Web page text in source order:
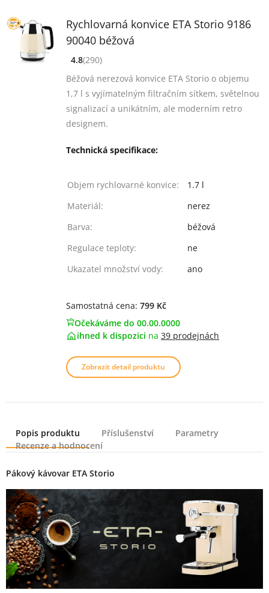
Rychlovarná konvice ETA Storio 9186
90040 béžová
[common_new:review_aria]
([common_new:rating_count] 290)
4.8
z 5
4.8(290)
Béžová nerezová konvice ETA Storio o objemu
1,7 l s vyjímatelným filtračním sítkem, světelnou
signalizací a unikátním, ale moderním retro
designem.
Technická specifikace:
Objem rychlovarné konvice:
1.7 l
Materiál:
nerez
Barva:
béžová
Regulace teploty:
ne
Ukazatel množství vody:
ano
Samostatná cena: 799 Kč
Očekáváme do 00.00.0000
ihned k dispozici na 39 prodejnách
Zobrazit detail produktu
Popis produktu Příslušenství
Parametry
Recenze a hodnocení
Popis produktu
Pákový kávovar ETA Storio